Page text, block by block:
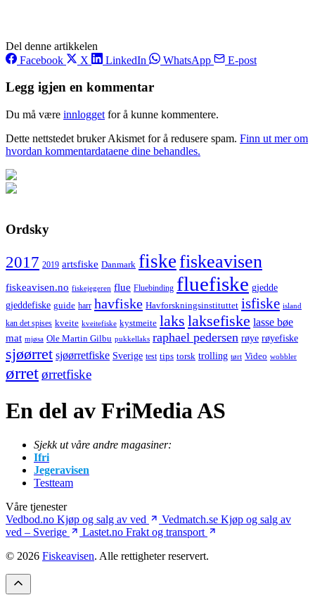
Del denne artikkelen
Facebook
X LinkedIn WhatsApp E-post
Legg igjen en kommentar
Du må være innlogget for å kunne kommentere.
Dette nettstedet bruker Akismet for å redusere spam. Finn ut mer om
hvordan kommentardataene dine behandles.
Ordsky
2017 2019 artsfiske Danmark fiskefiskeavisen
fiskeavisen.no fiskejegeren flue Fluebinding fluefiske gjedde
gjeddefiske guide harr havfiske Havforskningsinstituttet isfiske island
kan det spises kveite kveitefiske kystmeite laks laksefiske lasse bøe
mat mjøsa Ole Martin Gilbu pukkellaks raphael pedersen røye røyefiske
sjøørret sjøørretfiske Sverige test tips torsk trolling tørt Video wobbler
ørretørretfiske
En del av FriMedia AS
Sjekk ut våre andre magasiner:
Ifri
Jegeravisen
Testteam
Våre tjenester
Vedbod.no Kjøp og salg av ved Vedmatch.se Kjøp og salg av
ved – Sverige
Lastet.no Frakt og transport
© 2026 Fiskeavisen. Alle rettigheter reservert.